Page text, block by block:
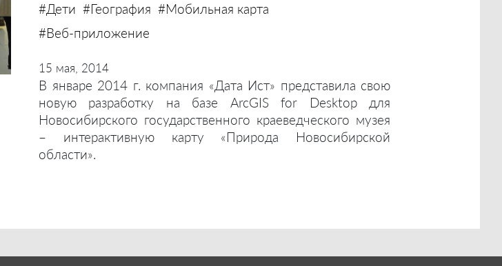
#Дети #География #Мобильная карта
#Веб-приложение
15 мая, 2014
В январе 2014 г. компания «Дата Ист» представила свою
новую разработку на базе ArcGIS for Desktop для
Новосибирского государственного краеведческого музея
– интерактивную карту «Природа Новосибирской
области».